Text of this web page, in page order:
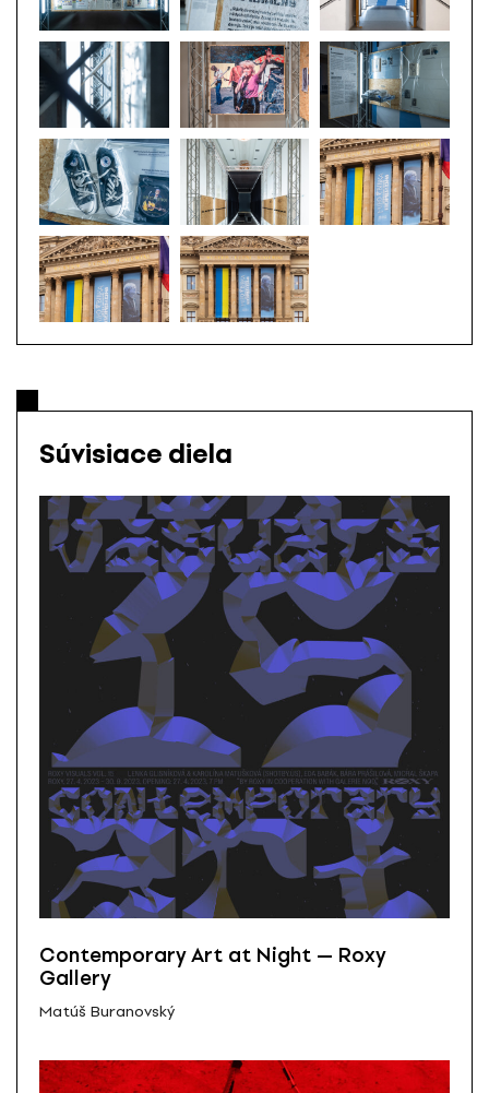
Súvisiace diela
Contemporary Art at Night — Roxy
Gallery
Matúš Buranovský